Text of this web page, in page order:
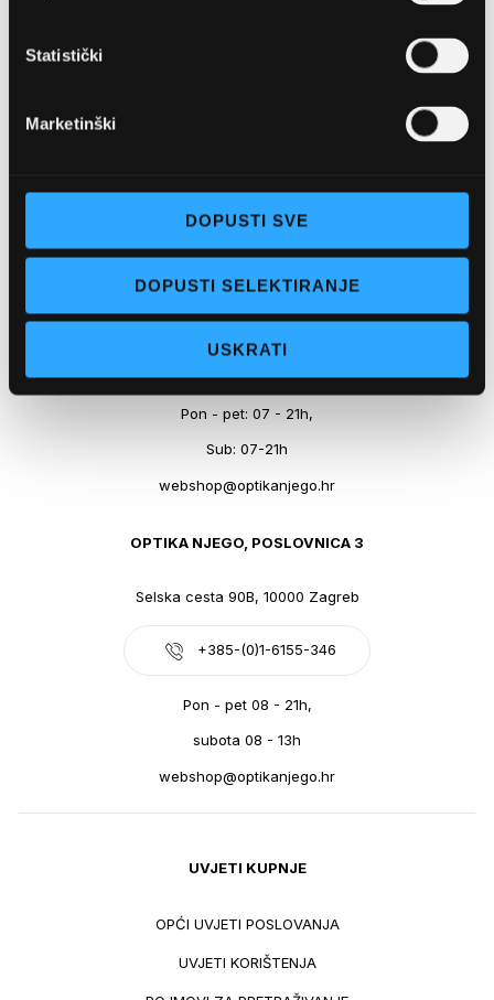
Statistički
Marketinški
DOPUSTI SVE
DOPUSTI SELEKTIRANJE
USKRATI
webshop@optikanjego.hr
OPTIKA NJEGO, POSLOVNICA 2
+385-(0)21-612-709
Pon - pet: 07 - 21h,
Sub: 07-21h
webshop@optikanjego.hr
OPTIKA NJEGO, POSLOVNICA 3
Selska cesta 90B, 10000 Zagreb
+385-(0)1-6155-346
Pon - pet 08 - 21h,
subota 08 - 13h
webshop@optikanjego.hr
UVJETI KUPNJE
OPĆI UVJETI POSLOVANJA
UVJETI KORIŠTENJA